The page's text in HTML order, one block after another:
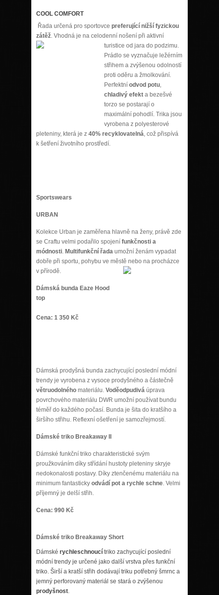
COOL COMFORT
Řada určená pro sportovce preferující nižší fyzickou
zátěž. Vhodná je na celodenní nošení při aktivní
turistice od jara do podzimu.
Prádlo se vyznačuje ležérním
střihem a zvýšenou odolností
proti oděru a žmolkování.
Perfektní odvod potu,
chladivý efekt a bezešvé
torzo se postarají o
maximální pohodlí. Trika jsou
vyrobena z polyesterové
pleteniny, která je z 40% recyklovatelná, což přispívá
k šetření životního prostředí.
Sportswears
URBAN
Kolekce Urban je zaměřena hlavně na ženy, právě zde
se Craftu velmi podařilo spojení funkčnosti a
módnosti. Multifunkční řada umožní ženám vypadat
dobře při sportu, pohybu ve městě nebo na procházce
v přírodě.
Dámská bunda Eaze Hood
top
Cena: 1 350 Kč
Dámská prodyšná bunda zachycující poslední módní
trendy je vyrobena z vysoce prodyšného a částečně
větruodolného materiálu. Voděodpudivá úprava
povrchového materiálu DWR umožní používat bundu
téměř do každého počasí. Bunda je šita do kratšího a
širšího střihu. Reflexní ošetření je samozřejmostí.
Dámské triko Breakaway II
Dámské funkční triko charakteristické svým
proužkováním díky střídání hustoty pleteniny skryje
nedokonalosti postavy. Díky ztenčenému materiálu na
minimum fantasticky odvádí pot a rychle schne. Velmi
příjemný je delší střih.
Cena: 990 Kč
Dámské triko Breakaway Short
Dámské rychleschnoucí triko zachycující poslední
módní trendy je určené jako další vrstva přes funkční
triko. Širší a kratší střih dodávají triku potřebný šmrnc a
jemný perforovaný materiál se stará o zvýšenou
prodyšnost.